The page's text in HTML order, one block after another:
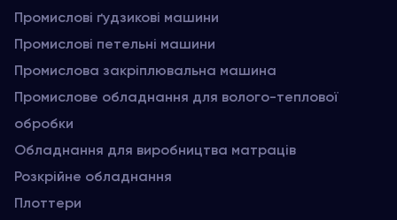
Промислові ґудзикові машини
Промислові петельні машини
Промислова закріплювальна машина
Промислове обладнання для волого-теплової
обробки
Обладнання для виробництва матраців
Розкрійне обладнання
Плоттери